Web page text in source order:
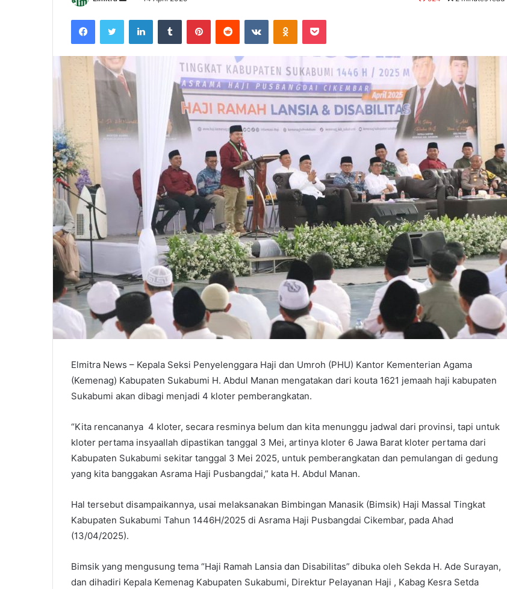
email
FacebookTwitter LinkedInTumblr PinterestReddit VKontakteOdnoklassniki
Pocket
Elmitra News – Kepala Seksi Penyelenggara Haji dan Umroh (PHU) Kantor Kementerian Agama
(Kemenag) Kabupaten Sukabumi H. Abdul Manan mengatakan dari kouta 1621 jemaah haji kabupaten
Sukabumi akan dibagi menjadi 4 kloter pemberangkatan.
“Kita rencananya 4 kloter, secara resminya belum dan kita menunggu jadwal dari provinsi, tapi untuk
kloter pertama insyaallah dipastikan tanggal 3 Mei, artinya kloter 6 Jawa Barat kloter pertama dari
Kabupaten Sukabumi sekitar tanggal 3 Mei 2025, untuk pemberangkatan dan pemulangan di gedung
yang kita banggakan Asrama Haji Pusbangdai,” kata H. Abdul Manan.
Hal tersebut disampaikannya, usai melaksanakan Bimbingan Manasik (Bimsik) Haji Massal Tingkat
Kabupaten Sukabumi Tahun 1446H/2025 di Asrama Haji Pusbangdai Cikembar, pada Ahad
(13/04/2025).
Bimsik yang mengusung tema “Haji Ramah Lansia dan Disabilitas” dibuka oleh Sekda H. Ade Surayan,
dan dihadiri Kepala Kemenag Kabupaten Sukabumi, Direktur Pelayanan Haji , Kabag Kesra Setda